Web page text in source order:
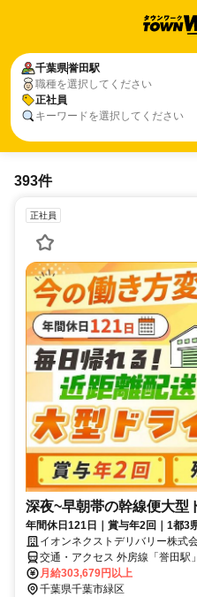
千葉県誉田駅
職種を選択してください
正社員
キーワードを選択してください
393件
正社員
深夜~早朝帯の幹線便大型
年間休日121日｜賞与年2回｜1都3
イオンネクストデリバリー株式
交通・アクセス 外房線「誉田駅
月給303,679円以上
千葉県千葉市緑区